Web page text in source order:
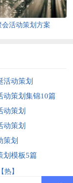
会活动策划方案
活动策划
动策划集锦10篇
动策划
动策划
策划
划模板5篇
热】